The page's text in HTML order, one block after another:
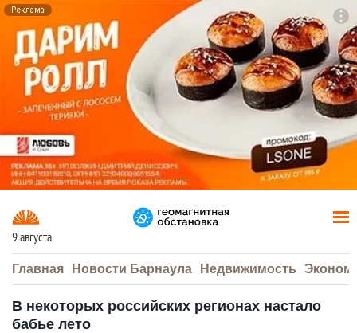
Реклама
9 августа
Главная Новости Барнаула Недвижимость
В некоторых российских регионах настало
бабье лето